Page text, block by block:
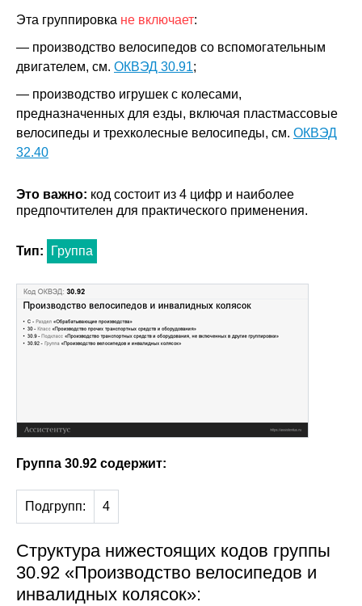
Эта группировка не включает:
— производство велосипедов со вспомогательным
двигателем, см. ОКВЭД 30.91;
— производство игрушек с колесами,
предназначенных для езды, включая пластмассовые
велосипеды и трехколесные велосипеды, см. ОКВЭД
32.40
Это важно: код состоит из 4 цифр и наиболее
предпочтителен для практического применения.
Тип: Группа
Группа 30.92 содержит:
Подгрупп: 4
Структура нижестоящих кодов группы
30.92 «Производство велосипедов и
инвалидных колясок»: